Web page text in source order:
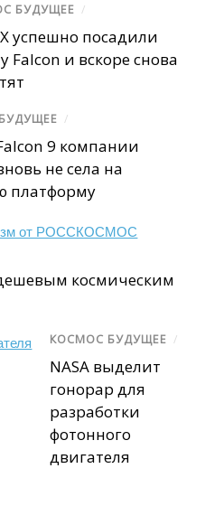
БУДУЩЕЕ /
успешно посадили
Falcon и вскоре снова
/
9 компании
не села на
платформу
космическим
КОСМОС БУДУЩЕЕ /
NASA выделит
гонорар для
разработки
фотонного
двигателя